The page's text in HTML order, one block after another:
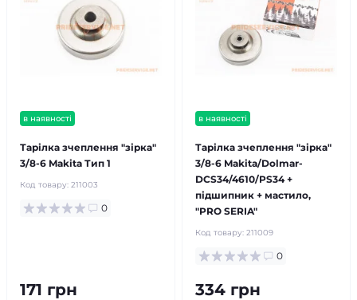
в наявності
Тарілка зчеплення "зірка"
3/8-6 Makita Тип 1
Код товару: 211003
0
171 грн
в наявності
Тарілка зчеплення "зірка"
3/8-6 Makita/Dolmar-
DCS34/4610/PS34 +
підшипник + мастило,
"PRO SERIA"
Код товару: 211009
0
334 грн